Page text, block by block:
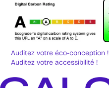
Auditez votre éco-conception !
Auditez votre accessibilité !